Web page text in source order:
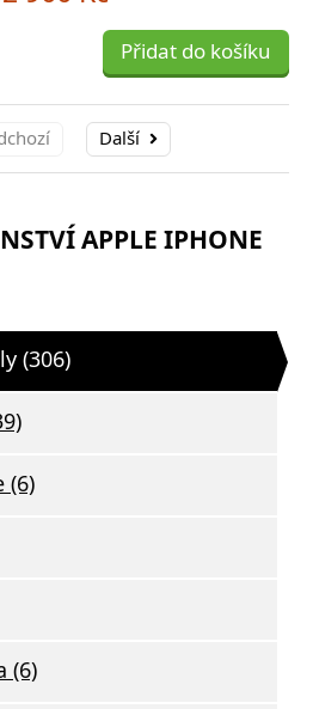
Přidat do košíku
Další
APPLE IPHONE
(306)
(6)
(6)